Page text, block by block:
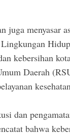
juga menyasar
kebersihan
Daerah
dan
bahwa